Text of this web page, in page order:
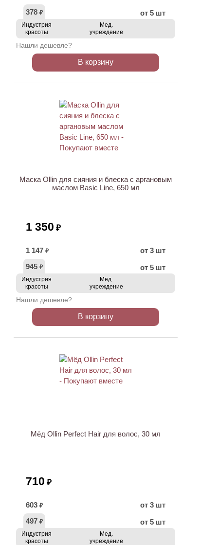
378 ₽ от 5 шт
Индустрия
красоты
Мед.
учреждение
Нашли дешевле?
В корзину
Маска Ollin для сияния и блеска с аргановым
маслом Basic Line, 650 мл
1 350 ₽
1 147 ₽
от 3 шт
945 ₽ от 5 шт
Индустрия
красоты
Мед.
учреждение
Нашли дешевле?
В корзину
Мёд Ollin Perfect Hair для волос, 30 мл
710 ₽
603 ₽
от 3 шт
497 ₽ от 5 шт
Индустрия
красоты
Мед.
учреждение